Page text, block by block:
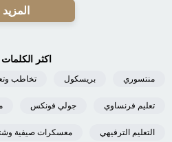
المزيد
اكثر الكلمات
منتسوري بريسكول تخاطب
تعليم فرنساوي جولي فونكس
التعليم الترفيهي معسكرات صيفية